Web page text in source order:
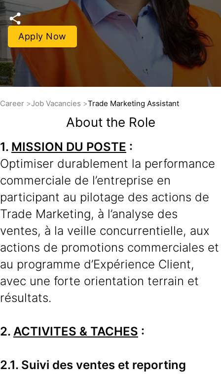
Apply Now
Career Job Vacancies Trade Marketing Assistant
About the Role
1. MISSION DU POSTE :
Optimiser durablement la performance
commerciale de l’entreprise en
participant au pilotage des actions de
Trade Marketing, à l’analyse des
ventes, à la veille concurrentielle, aux
actions de promotions commerciales et
au programme d’Expérience Client,
avec une forte orientation terrain et
résultats.
2. ACTIVITES & TACHES :
2.1. Suivi des ventes et reporting